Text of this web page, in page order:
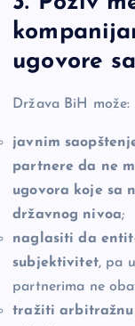
ugovore
Država BiH može:
javnim
partnere da ne
ugovora koje sa
državnog nivoa;
naglasiti da
subjektivitet, pa
partnerima ne
tražiti arbitražnu